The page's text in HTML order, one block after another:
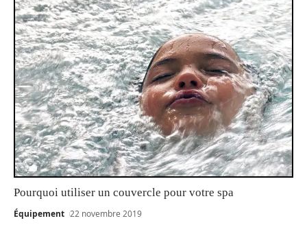
Pourquoi utiliser un couvercle pour votre spa
Équipement 22 novembre 2019